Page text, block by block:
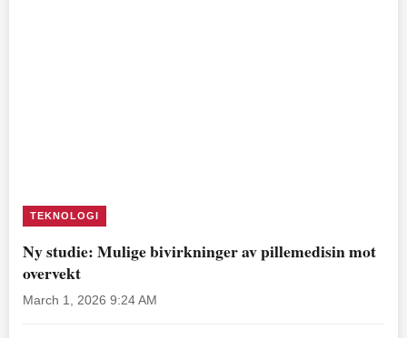
TEKNOLOGI
Ny studie: Mulige bivirkninger av pillemedisin mot
overvekt
March 1, 2026 9:24 AM